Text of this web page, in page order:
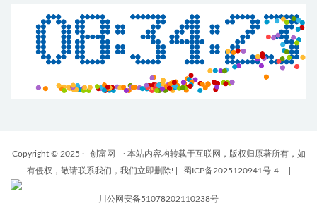
Copyright © 2025 · 创富网
· 本站内容均转载于互联网，版权归原著所有，如
有侵权，敬请联系我们，我们立即删除!
蜀ICP备2025120941号-4
川公网安备51078202110238号